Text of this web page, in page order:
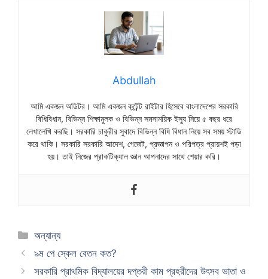
Abdullah
আমি একজন অডিটর। আমি একজন কন্টেন্ট রাইটার হিসেবে বাংলাদেশের সরকারি
বিধিবিধান, বিভিন্ন শিক্ষামুলক ও বিভিন্ন সমসাময়িক ইস্যু নিয়ে ৫ বছর ধরে
লেখালেখি করছি। সরকারি চাকুরীর সুবাদে বিভিন্ন বিধি বিধান নিয়ে সব সময় স্টাডি
করে থাকি। সরকারি সরকারি আদেশ, গেজেট, প্রজ্ঞাপন ও পরিপত্র প্রায়শই পড়া
হয়। তাই নিজের প্রাকটিক্যাল জ্ঞান আপনাদের সাথে শেয়ার করি।
Categories
অন্যান্য
৯ম পে স্কেল বেতন কত?
সরকারি প্রাথমিক বিদ্যালয়ের দপ্তরী কাম প্রহরীদের উৎসব ভাতা ও